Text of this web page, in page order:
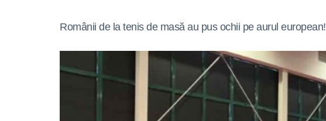
Românii de la tenis de masă au pus ochii pe aurul european!